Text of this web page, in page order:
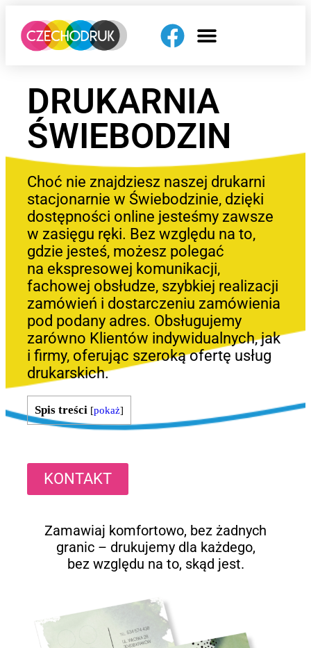
DRUKARNIA
ŚWIEBODZIN
Choć nie znajdziesz naszej drukarni
stacjonarnie w Świebodzinie, dzięki
dostępności online jesteśmy zawsze
w zasięgu ręki. Bez względu na to,
gdzie jesteś, możesz polegać
na ekspresowej komunikacji,
fachowej obsłudze, szybkiej realizacji
zamówień i dostarczeniu zamówienia
pod podany adres. Obsługujemy
zarówno Klientów indywidualnych, jak
i firmy, oferując szeroką ofertę usług
drukarskich.
Spis treści [pokaż]
KONTAKT
Zamawiaj komfortowo, bez żadnych
granic – drukujemy dla każdego,
bez względu na to, skąd jest.